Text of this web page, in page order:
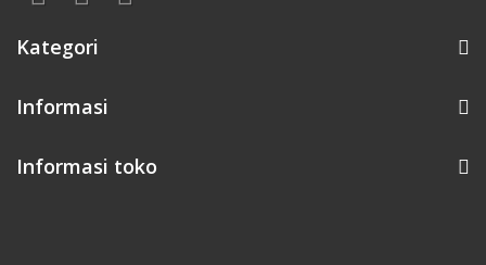
Kategori
Informasi
Informasi toko